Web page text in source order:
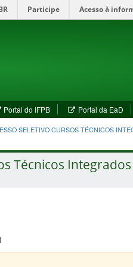
Participe Acesso à
Portal do IFPB(abre
em
nova
Portal da EaD
em
SELETIVO CURSOS TÉCNICOS
Técnicos